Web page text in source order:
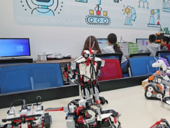
Haber Arşivi